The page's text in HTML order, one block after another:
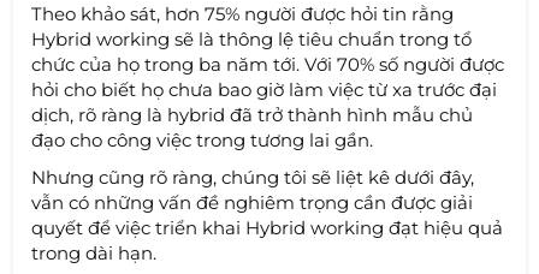
Theo khảo sát, hơn 75% người được hỏi tin rằng
Hybrid working sẽ là thông lệ tiêu chuẩn trong tổ
chức của họ trong ba năm tới. Với 70% số người được
hỏi cho biết họ chưa bao giờ làm việc từ xa trước đại
dịch, rõ ràng là hybrid đã trở thành hình mẫu chủ
đạo cho công việc trong tương lai gần.
Nhưng cũng rõ ràng, chúng tôi sẽ liệt kê dưới đây,
vẫn có những vấn đề nghiêm trọng cần được giải
quyết để việc triển khai Hybrid working đạt hiệu quả
trong dài hạn.